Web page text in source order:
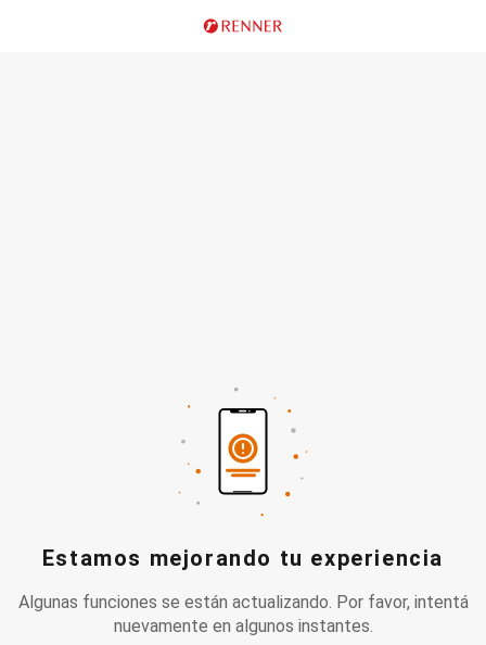
Estamos mejorando tu experiencia
Algunas funciones se están actualizando. Por favor, intentá
nuevamente en algunos instantes.